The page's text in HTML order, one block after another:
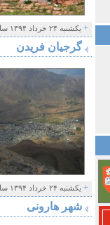
+ یکشنبه ۲۴ خرداد ۱۳۹۴ ساعت ۱۵:۲۵
گرجیان فریدن
+ یکشنبه ۲۴ خرداد ۱۳۹۴ ساعت ۱۵:۱۹
شهر هارونی